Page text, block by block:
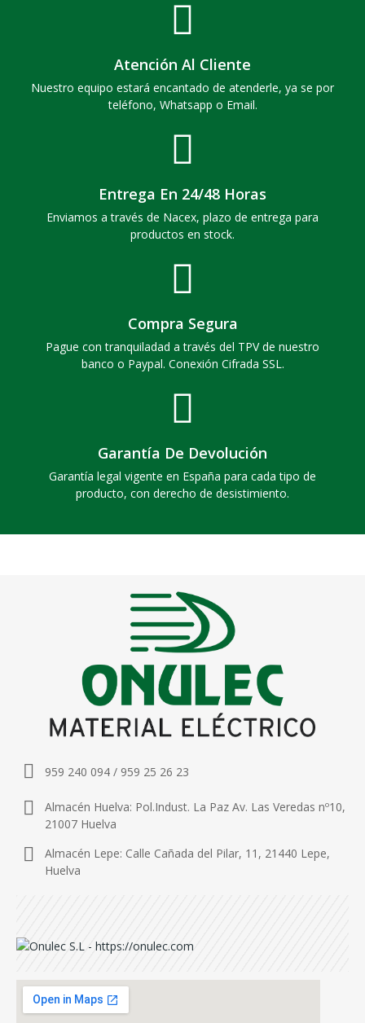
Atención Al Cliente
Nuestro equipo estará encantado de atenderle, ya se por
teléfono, Whatsapp o Email.
Entrega En 24/48 Horas
Enviamos a través de Nacex, plazo de entrega para
productos en stock.
Compra Segura
Pague con tranquiladad a través del TPV de nuestro
banco o Paypal. Conexión Cifrada SSL.
Garantía De Devolución
Garantía legal vigente en España para cada tipo de
producto, con derecho de desistimiento.
959 240 094 / 959 25 26 23
Almacén Huelva: Pol.Indust. La Paz Av. Las Veredas nº10,
21007 Huelva
Almacén Lepe: Calle Cañada del Pilar, 11, 21440 Lepe,
Huelva